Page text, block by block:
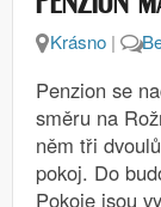
Krásno |
Penzion se
směru na
něm tři
pokoj. Do
Pokoje jsou